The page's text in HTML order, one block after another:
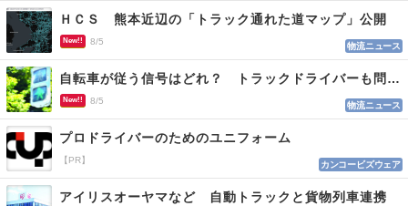
ＨＣＳ 熊本近辺の「トラック通れた道マップ」公開
New!! 8/5 物流ニュース
自転車が従う信号はどれ？ トラックドライバーも問われる認識
New!! 8/5 物流ニュース
プロドライバーのためのユニフォーム
【PR】 カンコービズウェア
アイリスオーヤマなど 自動トラックと貨物列車連携